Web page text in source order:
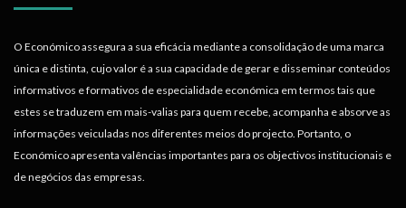
O Económico assegura a sua eficácia mediante a consolidação de uma marca
única e distinta, cujo valor é a sua capacidade de gerar e disseminar conteúdos
informativos e formativos de especialidade económica em termos tais que
estes se traduzem em mais-valias para quem recebe, acompanha e absorve as
informações veiculadas nos diferentes meios do projecto. Portanto, o
Económico apresenta valências importantes para os objectivos institucionais e
de negócios das empresas.